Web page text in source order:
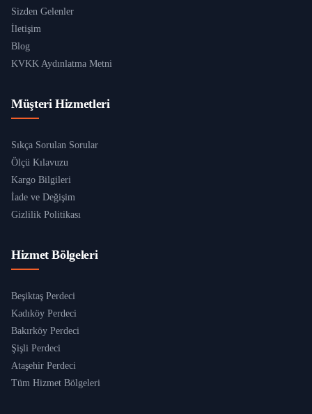
Sizden Gelenler
İletişim
Blog
KVKK Aydınlatma Metni
Müşteri Hizmetleri
Sıkça Sorulan Sorular
Ölçü Kılavuzu
Kargo Bilgileri
İade ve Değişim
Gizlilik Politikası
Hizmet Bölgeleri
Beşiktaş Perdeci
Kadıköy Perdeci
Bakırköy Perdeci
Şişli Perdeci
Ataşehir Perdeci
Tüm Hizmet Bölgeleri